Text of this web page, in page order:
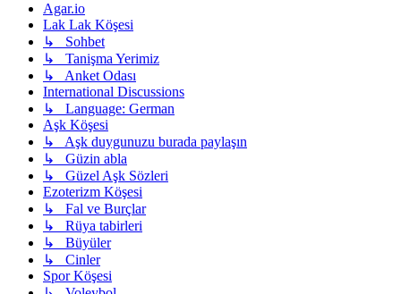
Agar.io
Lak Lak Köşesi
↳ Sohbet
↳ Tanişma Yerimiz
↳ Anket Odası
International Discussions
↳ Language: German
Aşk Köşesi
↳ Aşk duygunuzu burada paylaşın
↳ Güzin abla
↳ Güzel Aşk Sözleri
Ezoterizm Köşesi
↳ Fal ve Burçlar
↳ Rüya tabirleri
↳ Büyüler
↳ Cinler
Spor Köşesi